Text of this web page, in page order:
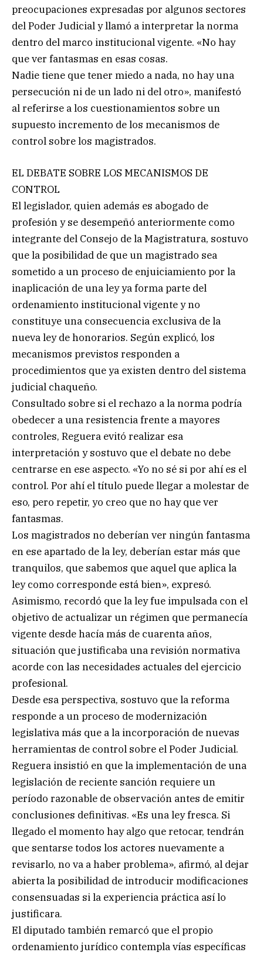
preocupaciones expresadas por algunos sectores
del Poder Judicial y llamó a interpretar la norma
dentro del marco institucional vigente. «No hay
que ver fantasmas en esas cosas.
Nadie tiene que tener miedo a nada, no hay una
persecución ni de un lado ni del otro», manifestó
al referirse a los cuestionamientos sobre un
supuesto incremento de los mecanismos de
control sobre los magistrados.
EL DEBATE SOBRE LOS MECANISMOS DE
CONTROL
El legislador, quien además es abogado de
profesión y se desempeñó anteriormente como
integrante del Consejo de la Magistratura, sostuvo
que la posibilidad de que un magistrado sea
sometido a un proceso de enjuiciamiento por la
inaplicación de una ley ya forma parte del
ordenamiento institucional vigente y no
constituye una consecuencia exclusiva de la
nueva ley de honorarios. Según explicó, los
mecanismos previstos responden a
procedimientos que ya existen dentro del sistema
judicial chaqueño.
Consultado sobre si el rechazo a la norma podría
obedecer a una resistencia frente a mayores
controles, Reguera evitó realizar esa
interpretación y sostuvo que el debate no debe
centrarse en ese aspecto. «Yo no sé si por ahí es el
control. Por ahí el título puede llegar a molestar de
eso, pero repetir, yo creo que no hay que ver
fantasmas.
Los magistrados no deberían ver ningún fantasma
en ese apartado de la ley, deberían estar más que
tranquilos, que sabemos que aquel que aplica la
ley como corresponde está bien», expresó.
Asimismo, recordó que la ley fue impulsada con el
objetivo de actualizar un régimen que permanecía
vigente desde hacía más de cuarenta años,
situación que justificaba una revisión normativa
acorde con las necesidades actuales del ejercicio
profesional.
Desde esa perspectiva, sostuvo que la reforma
responde a un proceso de modernización
legislativa más que a la incorporación de nuevas
herramientas de control sobre el Poder Judicial.
Reguera insistió en que la implementación de una
legislación de reciente sanción requiere un
período razonable de observación antes de emitir
conclusiones definitivas. «Es una ley fresca. Si
llegado el momento hay algo que retocar, tendrán
que sentarse todos los actores nuevamente a
revisarlo, no va a haber problema», afirmó, al dejar
abierta la posibilidad de introducir modificaciones
consensuadas si la experiencia práctica así lo
justificara.
El diputado también remarcó que el propio
ordenamiento jurídico contempla vías específicas